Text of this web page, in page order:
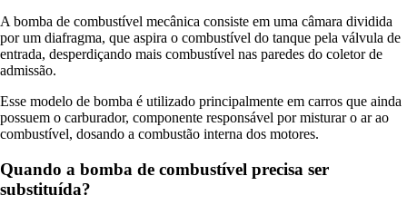
A bomba de combustível mecânica consiste em uma câmara dividida
por um diafragma, que aspira o combustível do tanque pela válvula de
entrada, desperdiçando mais combustível nas paredes do coletor de
admissão.
Esse modelo de bomba é utilizado principalmente em carros que ainda
possuem o carburador, componente responsável por misturar o ar ao
combustível, dosando a combustão interna dos motores.
Quando a bomba de combustível precisa ser
substituída?